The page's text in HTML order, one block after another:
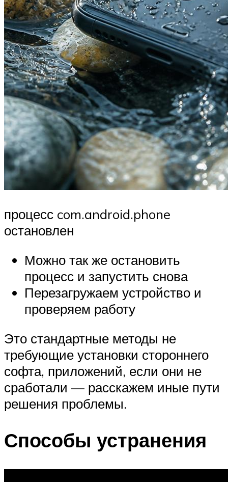
процесс com.android.phone
остановлен
Можно так же остановить
процесс и запустить снова
Перезагружаем устройство и
проверяем работу
Это стандартные методы не
требующие установки стороннего
софта, приложений, если они не
сработали — расскажем иные пути
решения проблемы.
Способы устранения